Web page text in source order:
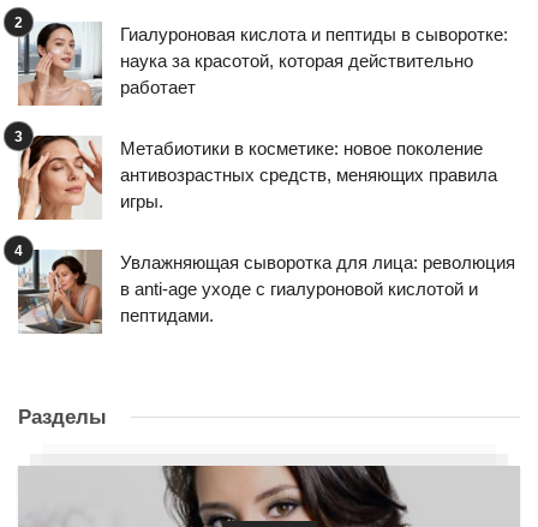
Гиалуроновая кислота и пептиды в сыворотке:
наука за красотой, которая действительно
работает
Метабиотики в косметике: новое поколение
антивозрастных средств, меняющих правила
игры.
Увлажняющая сыворотка для лица: революция
в anti-age уходе с гиалуроновой кислотой и
пептидами.
Разделы